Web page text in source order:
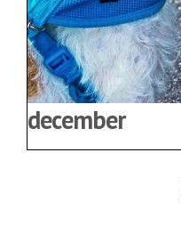
december